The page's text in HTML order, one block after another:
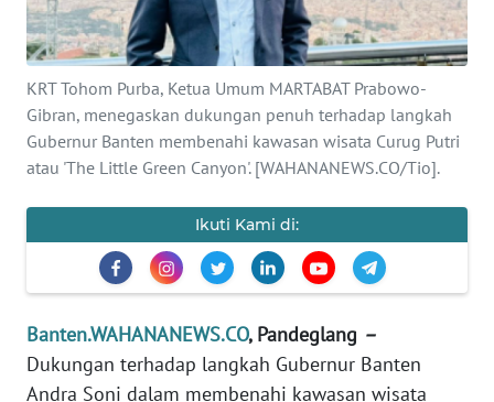
KRT Tohom Purba, Ketua Umum MARTABAT Prabowo-
Gibran, menegaskan dukungan penuh terhadap langkah
Gubernur Banten membenahi kawasan wisata Curug Putri
atau 'The Little Green Canyon'. [WAHANANEWS.CO/Tio].
Ikuti Kami di:
Banten.WAHANANEWS.CO, Pandeglang –
Dukungan terhadap langkah Gubernur Banten
Andra Soni dalam membenahi kawasan wisata
INFO
IKLAN
TENTANG
KAMI
PEDOMAN
KARIR